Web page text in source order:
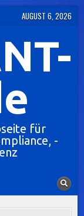
AUGUST 6, 2026
für
-